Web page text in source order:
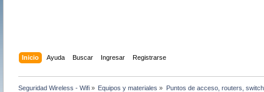
Inicio Ayuda Buscar Ingresar Registrarse
Seguridad Wireless - Wifi » Equipos y materiales » Puntos de acceso, routers,